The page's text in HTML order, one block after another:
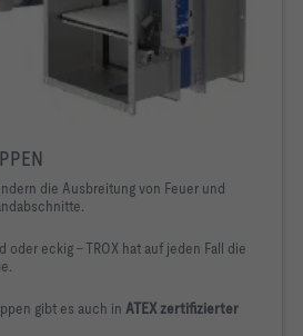
die Ausbreitung von Feuer und
oder eckig – TROX hat auf jeden Fall die
gibt es auch in ATEX zertifizierter